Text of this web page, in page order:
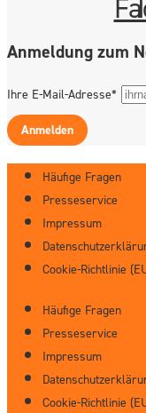
Anmeldung zum
Ihre E-Mail-Adresse*
Anmelden
Häufige Fragen
Presseservice
Impressum
Cookie-Richtlinie
Häufige Fragen
Presseservice
Impressum
Cookie-Richtlinie